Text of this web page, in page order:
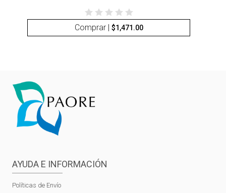
Comprar | $1,471.00
AYUDA E INFORMACIÓN
Políticas de Envío